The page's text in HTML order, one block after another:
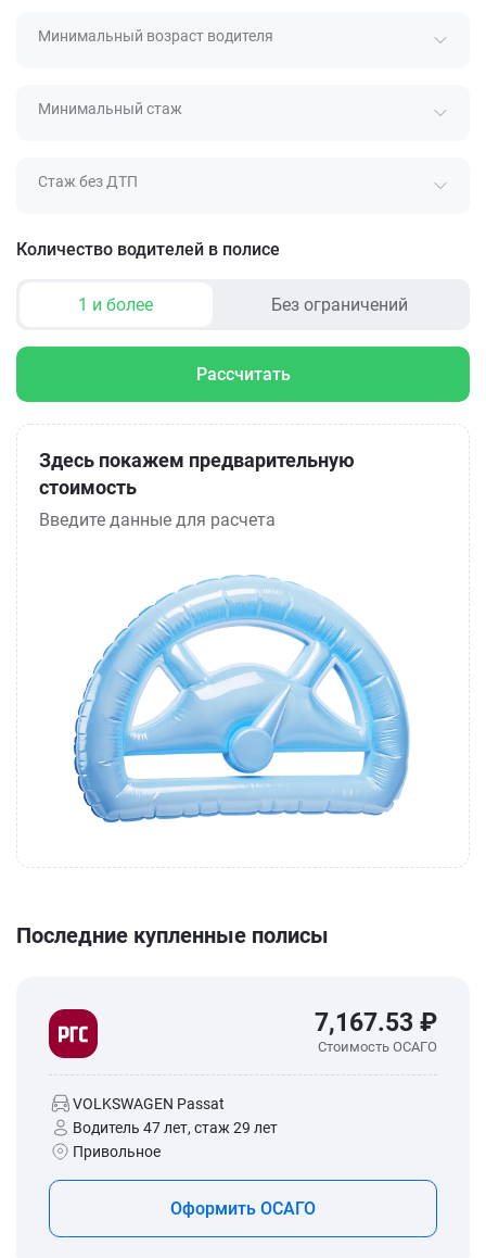
Минимальный возраст водителя
Минимальный стаж
Стаж без ДТП
Количество водителей в полисе
1 и более Без ограничений
Рассчитать
Здесь покажем предварительную
стоимость
Введите данные для расчета
Последние купленные полисы
7,167.53 ₽
Стоимость ОСАГО
VOLKSWAGEN Passat
Водитель 47 лет, стаж 29 лет
Привольное
Оформить ОСАГО